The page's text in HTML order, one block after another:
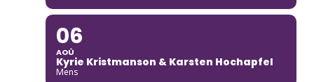
06
AOÛ
Kyrie Kristmanson & Karsten Hochapfel
Mens